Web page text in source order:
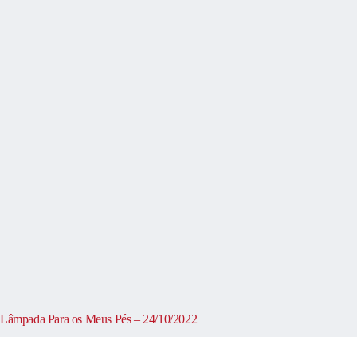
Lâmpada Para os Meus Pés – 24/10/2022